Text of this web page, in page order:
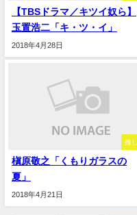
【TBSドラマ／キツイ奴ら】
玉置浩二「キ・ツ・イ」
2018年4月28日
推
槇原敬之「くもりガラスの
夏」
2018年4月21日